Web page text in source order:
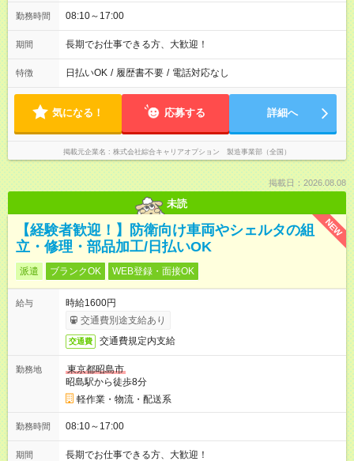
勤務時間 08:10～17:00
期間 長期でお仕事できる方、大歓迎！
特徴 日払いOK / 履歴書不要 / 電話対応なし
気になる！ 応募する 詳細へ
掲載元企業名 株式会社綜合キャリアオプション 製造事業部（全国）
掲載日：2026.08.08
未読
NEW
【経験者歓迎！】防衛向け車両やシェルタの組
立・修理・部品加工/日払いOK
派遣 ブランクOK WEB登録・面接OK
給与
時給1600円
交通費別途支給あり
交通費 交通費規定内支給
勤務地
東京都昭島市
昭島駅から徒歩8分
軽作業・物流・配送系
勤務時間 08:10～17:00
期間 長期でお仕事できる方、大歓迎！